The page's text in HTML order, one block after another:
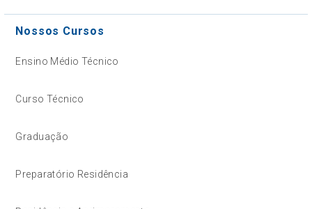
Nossos Cursos
Ensino Médio Técnico
Curso Técnico
Graduação
Preparatório Residência